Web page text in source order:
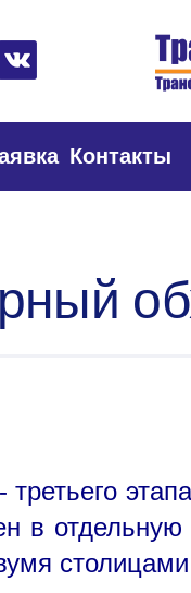
Контакты
в отдельную